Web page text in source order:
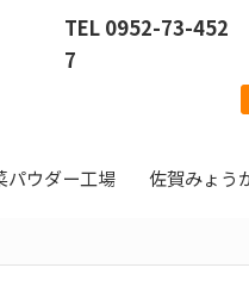
TEL 0952-73-452
7
パウダー工場 佐賀みょう